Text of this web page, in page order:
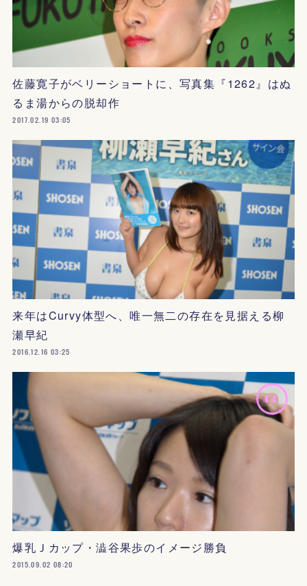
佐藤寛子がベリーショートに、写真集『1262』はぬ
るま湯からの脱却作
2017.02.19 03:05
来年はCurvy体型へ、唯一無二の存在を見据える柳
瀬早紀
2016.12.16 03:25
爆乳Ｊカップ・澁谷果歩のイメージ勝負
2015.09.02 08:20